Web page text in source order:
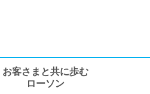
お客さまと共に歩む
ローソン